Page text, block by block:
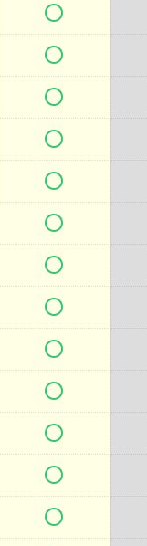












